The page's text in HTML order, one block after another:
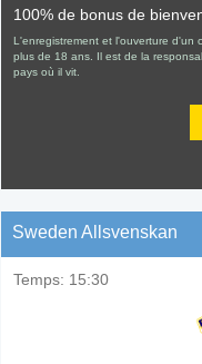
100% de bonus de
L'enregistrement et l'ouverture d'un
plus de 18 ans. Il est de la
pays où il vit.
Sweden Allsvenskan
Temps: 15:30